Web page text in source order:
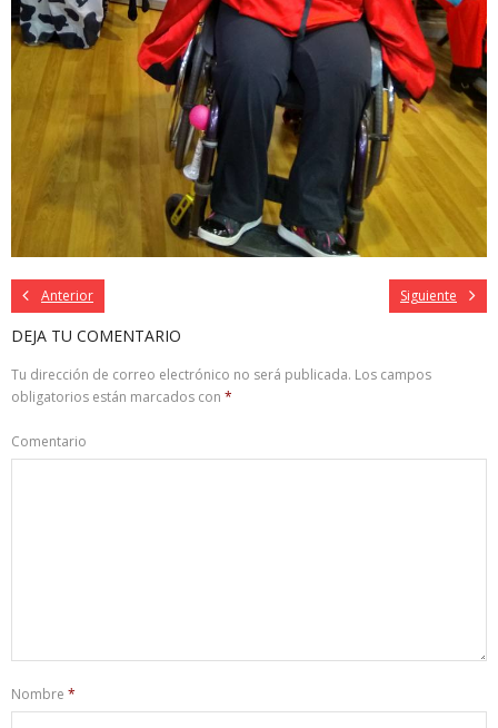
Anterior Siguiente
DEJA TU COMENTARIO
Tu dirección de correo electrónico no será publicada. Los campos
obligatorios están marcados con *
Comentario
Nombre *